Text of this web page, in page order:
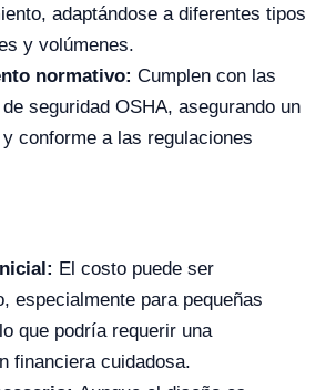
adaptándose a diferentes tipos
y volúmenes.
normativo: Cumplen con las
seguridad OSHA, asegurando un
conforme a las regulaciones
El costo puede ser
especialmente para pequeñas
que podría requerir una
financiera cuidadosa.